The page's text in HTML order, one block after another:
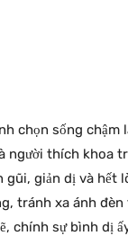
chọn sống
người thích khoa
gũi, giản dị và hết
tránh xa ánh
chính sự bình dị